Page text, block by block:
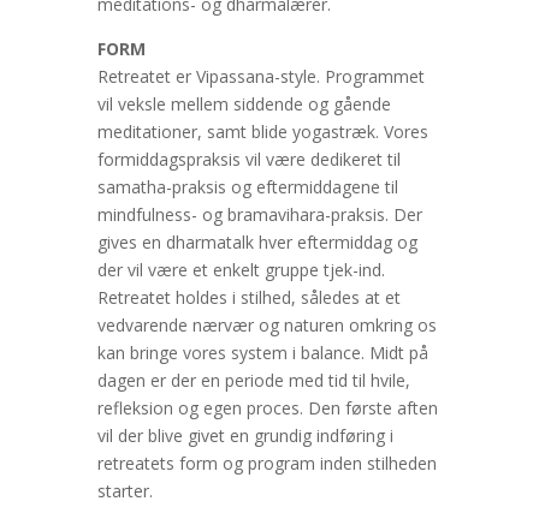
FORM
Retreatet er Vipassana-style. Programmet
vil veksle mellem siddende og gående
meditationer, samt blide yogastræk. Vores
formiddagspraksis vil være dedikeret til
samatha-praksis og eftermiddagene til
mindfulness- og bramavihara-praksis. Der
gives en dharmatalk hver eftermiddag og
der vil være et enkelt gruppe tjek-ind.
Retreatet holdes i stilhed, således at et
vedvarende nærvær og naturen omkring os
kan bringe vores system i balance. Midt på
dagen er der en periode med tid til hvile,
refleksion og egen proces. Den første aften
vil der blive givet en grundig indføring i
retreatets form og program inden stilheden
starter.